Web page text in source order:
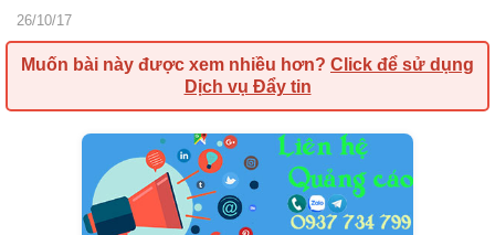
26/10/17
Muốn bài này được xem nhiều hơn? Click để sử dụng
Dịch vụ Đẩy tin